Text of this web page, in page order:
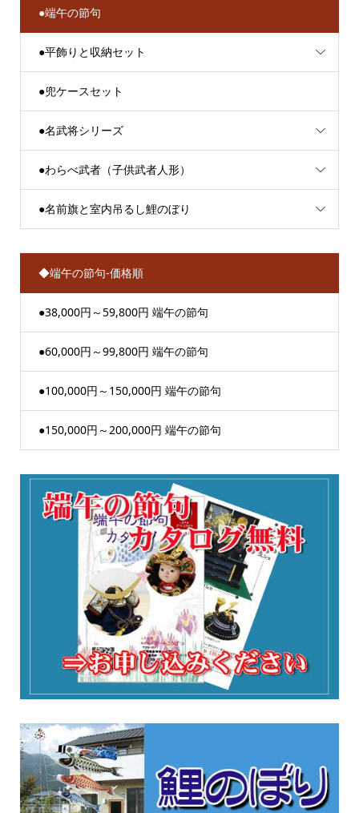
●端午の節句
●平飾りと収納セット
●兜ケースセット
●名武将シリーズ
●わらべ武者（子供武者人形）
●名前旗と室内吊るし鯉のぼり
◆端午の節句-価格順
●38,000円～59,800円 端午の節句
●60,000円～99,800円 端午の節句
●100,000円～150,000円 端午の節句
●150,000円～200,000円 端午の節句